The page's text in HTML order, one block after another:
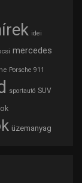
idei
mercedes
Porsche 911
sportautó SUV
üzemanyag